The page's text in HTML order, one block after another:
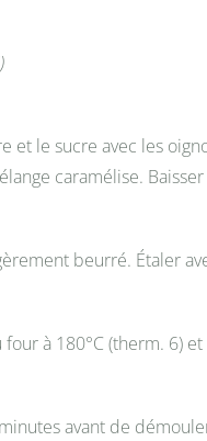
le sucre avec les
caramélise.
beurré. Étaler
à 180°C (therm. 6)
avant de